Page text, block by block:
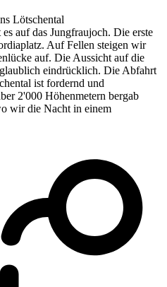
Lötschental
auf das Jungfraujoch. Die erste
Auf Fellen steigen wir
auf. Die Aussicht auf die
eindrücklich. Die Abfahrt
ist fordernd und
2'000 Höhenmetern bergab
wir die Nacht in einem